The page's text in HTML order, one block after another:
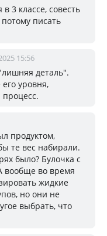
3 классе, совесть
писать
15:56
деталь".
уровня,
продуктом,
те вес набирали.
было? Булочка с
вообще во время
жидкие
но они не
выбрать, что